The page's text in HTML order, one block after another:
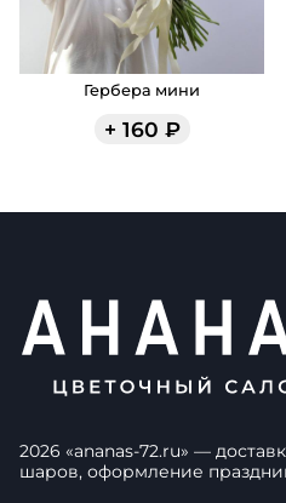
Гербера мини
+ 160 ₽
2026 «ananas-72.ru» —
шаров, оформление